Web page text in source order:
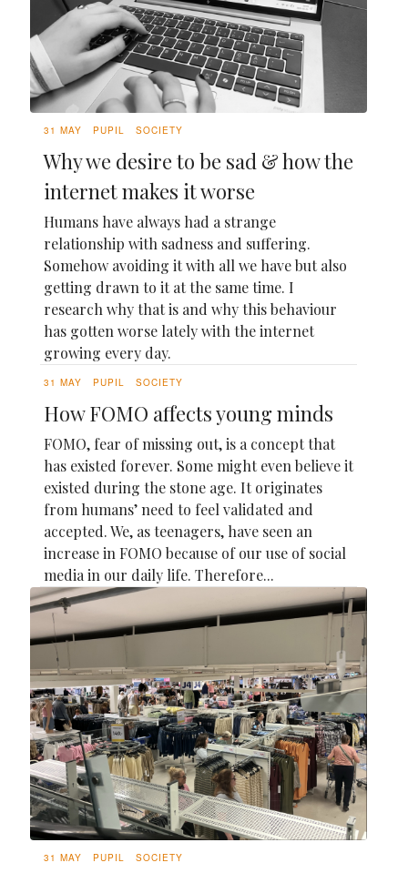
31 MAY PUPIL SOCIETY
Why we desire to be sad & how the
internet makes it worse
Humans have always had a strange
relationship with sadness and suffering.
Somehow avoiding it with all we have but also
getting drawn to it at the same time. I
research why that is and why this behaviour
has gotten worse lately with the internet
growing every day.
31 MAY PUPIL SOCIETY
How FOMO affects young minds
FOMO, fear of missing out, is a concept that
has existed forever. Some might even believe it
existed during the stone age. It originates
from humans’ need to feel validated and
accepted. We, as teenagers, have seen an
increase in FOMO because of our use of social
media in our daily life. Therefore...
31 MAY PUPIL SOCIETY